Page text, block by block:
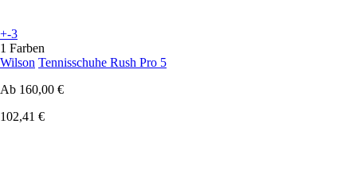
+-3
1 Farben
Wilson Tennisschuhe Rush Pro 5
Ab 160,00 €
102,41 €